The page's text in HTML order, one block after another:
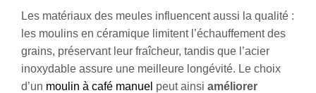
Les matériaux des meules influencent aussi la qualité :
les moulins en céramique limitent l’échauffement des
grains, préservant leur fraîcheur, tandis que l’acier
inoxydable assure une meilleure longévité. Le choix
d’un moulin à café manuel peut ainsi améliorer